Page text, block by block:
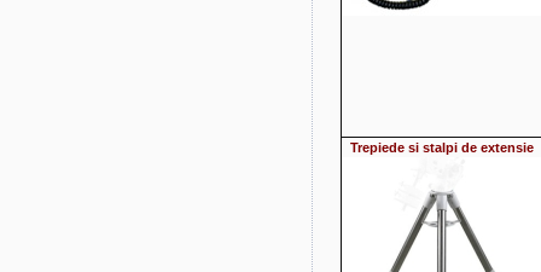
Trepiede sistalpi de extensie